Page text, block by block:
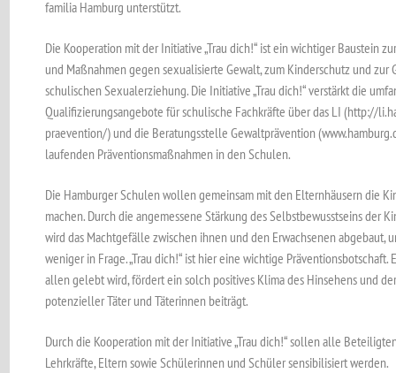
familia Hamburg unterstützt.
Die Kooperation mit der Initiative „Trau dich!“ ist ein wichtiger Baustein
und Maßnahmen gegen sexualisierte Gewalt, zum Kinderschutz und zur
schulischen Sexualerziehung. Die Initiative „Trau dich!“ verstärkt die
Qualifizierungsangebote für schulische Fachkräfte über das LI (http://
praevention/) und die Beratungsstelle Gewaltprävention
laufenden Präventionsmaßnahmen in den Schulen.
Die Hamburger Schulen wollen gemeinsam mit den Elternhäusern die
machen. Durch die angemessene Stärkung des Selbstbewusstseins der
wird das Machtgefälle zwischen ihnen und den Erwachsenen abgebaut,
weniger in Frage. „Trau dich!“ ist hier eine wichtige
allen gelebt wird, fördert ein solch positives Klima des Hinsehens und
potenzieller Täter und Täterinnen beiträgt.
Durch die Kooperation mit der Initiative „Trau dich!“ sollen alle
Lehrkräfte, Eltern sowie Schülerinnen und Schüler sensibilisiert werden.